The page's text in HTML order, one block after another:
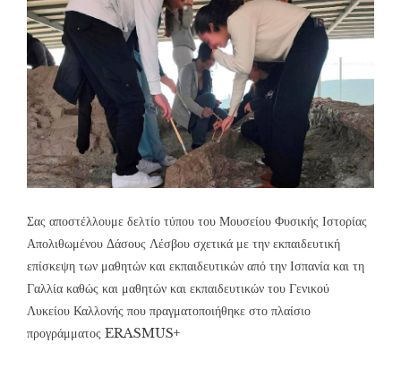
Σας αποστέλλουμε δελτίο τύπου του Μουσείου Φυσικής Ιστορίας
Απολιθωμένου Δάσους Λέσβου σχετικά με την εκπαιδευτική
επίσκεψη των μαθητών και εκπαιδευτικών από την Ισπανία και τη
Γαλλία καθώς και μαθητών και εκπαιδευτικών του Γενικού
Λυκείου Καλλονής που πραγματοποιήθηκε στο πλαίσιο
προγράμματος ERASMUS+